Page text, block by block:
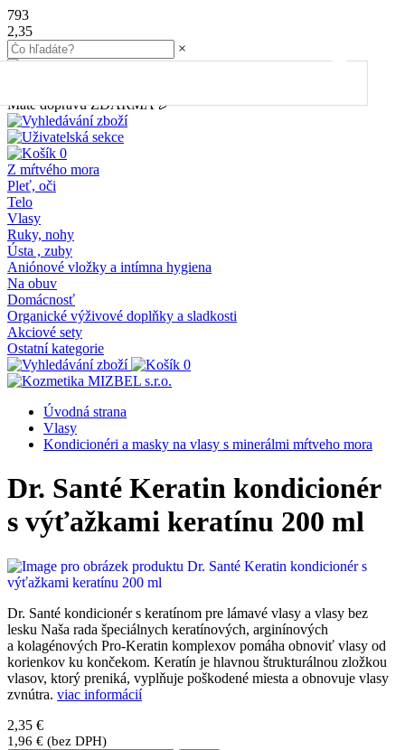
793
2,35
×
Máte dopravu ZDARMA 🎉
0
Z mŕtvého mora
Pleť, oči
Telo
Vlasy
Ruky, nohy
Ústa , zuby
Aniónové vložky a intímna hygiena
Na obuv
Domácnosť
Organické výživové doplňky a sladkosti
Akciové sety
Ostatní kategorie
0
Úvodná strana
Vlasy
Kondicionéri a masky na vlasy s minerálmi mŕtveho mora
Dr. Santé Keratin kondicionér
s výťažkami keratínu 200 ml
Dr. Santé kondicionér s keratínom pre lámavé vlasy a vlasy bez
lesku Naša rada špeciálnych keratínových, arginínových
a kolagénových Pro-Keratin komplexov pomáha obnoviť vlasy od
korienkov ku končekom. Keratín je hlavnou štrukturálnou zložkou
vlasov, ktorý preniká, vyplňuje poškodené miesta a obnovuje vlasy
zvnútra. viac informácií
2,35 €
1,96 € (bez DPH)